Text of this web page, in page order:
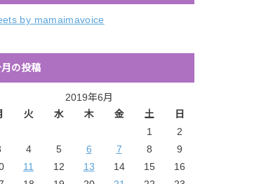
by mamaimavoice
の投稿
2019年6月
火 水 木 金 土
日
1
2
4 5 6 7 8
9
11 12 13 14 15
16